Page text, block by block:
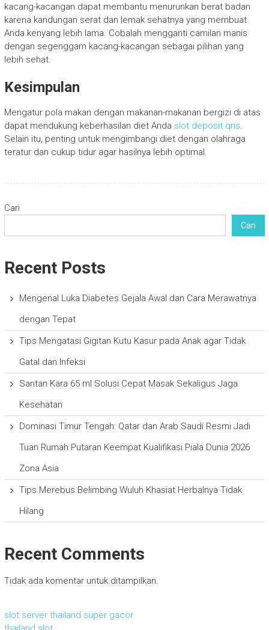
kacang-kacangan dapat membantu menurunkan berat badan
karena kandungan serat dan lemak sehatnya yang membuat
Anda kenyang lebih lama. Cobalah mengganti camilan manis
dengan segenggam kacang-kacangan sebagai pilihan yang
lebih sehat.
Kesimpulan
Mengatur pola makan dengan makanan-makanan bergizi di atas
dapat mendukung keberhasilan diet Anda slot deposit qris.
Selain itu, penting untuk mengimbangi diet dengan olahraga
teratur dan cukup tidur agar hasilnya lebih optimal.
Cari
Cari
Recent Posts
Mengenal Luka Diabetes Gejala Awal dan Cara Merawatnya
dengan Tepat
Tips Mengatasi Gigitan Kutu Kasur pada Anak agar Tidak
Gatal dan Infeksi
Santan Kara 65 ml Solusi Cepat Masak Sekaligus Jaga
Kesehatan
Dominasi Timur Tengah: Qatar dan Arab Saudi Resmi Jadi
Tuan Rumah Putaran Keempat Kualifikasi Piala Dunia 2026
Zona Asia
Tips Merebus Belimbing Wuluh Khasiat Herbalnya Tidak
Hilang
Recent Comments
Tidak ada komentar untuk ditampilkan.
slot server thailand super gacor